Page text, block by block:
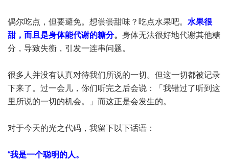
偶尔吃点，但要避免。想尝尝甜味？吃点水果吧。 水果很
甜，而且是身体能代谢的糖分。 身体无法很好地代谢其他糖
分，导致失衡，引发一连串问题。
很多人并没有认真对待我们所说的一切。但这一切都被记录
下来了。过一会儿，你们听完之后会说：「我错过了听到这
里所说的一切的机会。」而这正是会发生的。
对于今天的光之代码，我留下以下话语：
“我是一个聪明的人。